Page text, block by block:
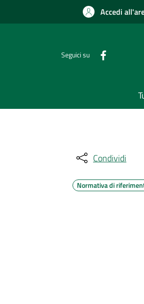
Accedi
Seguici su
Condividi
Normativa di